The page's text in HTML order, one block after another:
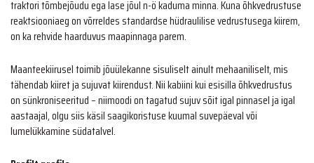
traktori tõmbejõudu ega lase jõul n-ö kaduma minna. Kuna õhkvedrustuse
reaktsiooniaeg on võrreldes standardse hüdraulilise vedrustusega kiirem,
on ka rehvide haarduvus maapinnaga parem.
Maanteekiirusel toimib jõuülekanne sisuliselt ainult mehaaniliselt, mis
tähendab kiiret ja sujuvat kiirendust. Nii kabiini kui esisilla õhkvedrustus
on sünkroniseeritud – niimoodi on tagatud sujuv sõit igal pinnasel ja igal
aastaajal, olgu siis käsil saagikoristuse kuumal suvepäeval või
lumelükkamine südatalvel.